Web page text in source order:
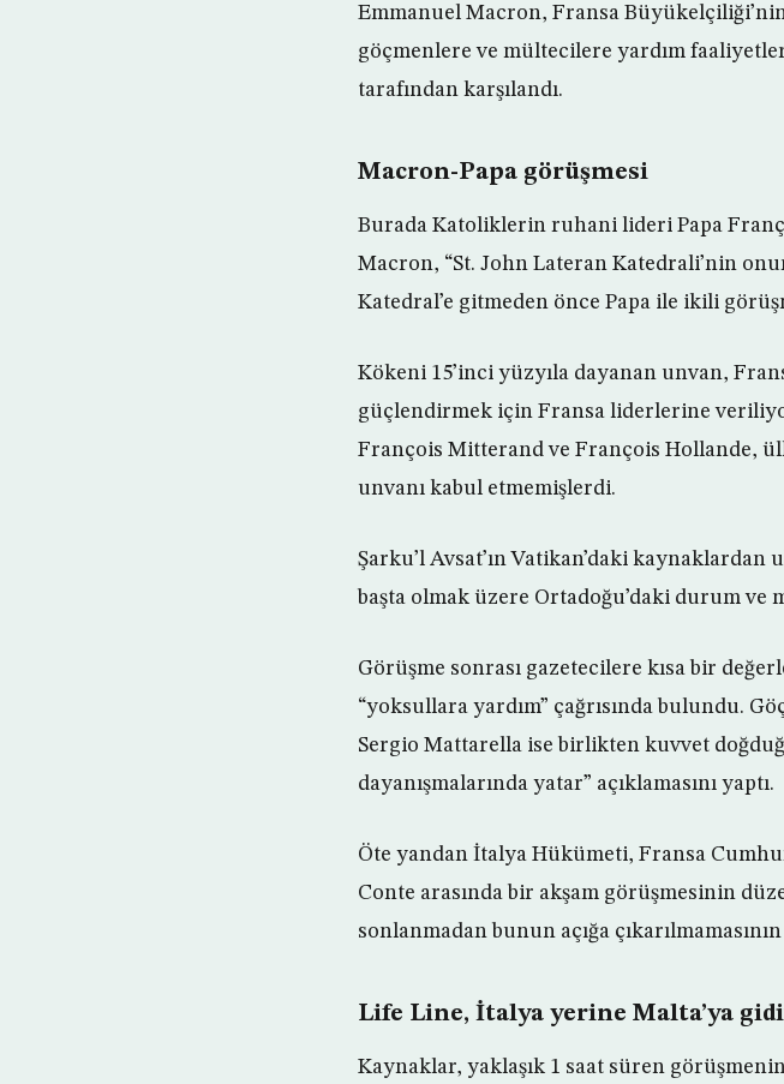
Emmanuel Macron, Fransa
göçmenlere ve mültecilere yardım
tarafından karşılandı.
Macron-Papa görüşmesi
Burada Katoliklerin ruhani lideri Papa
Macron, “St. John Lateran Katedrali’nin
Katedral’e gitmeden önce Papa ile ikili
Kökeni 15’inci yüzyıla dayanan unvan,
güçlendirmek için Fransa liderlerine
François Mitterand ve François Hollande,
unvanı kabul etmemişlerdi.
Şarku’l Avsat’ın Vatikan’daki kaynaklardan
başta olmak üzere Ortadoğu’daki durum ve
Görüşme sonrası gazetecilere kısa bir
“yoksullara yardım” çağrısında bulundu.
Sergio Mattarella ise birlikten kuvvet
dayanışmalarında yatar” açıklamasını yaptı.
Öte yandan İtalya Hükümeti, Fransa
Conte arasında bir akşam görüşmesinin
sonlanmadan bunun açığa
Life Line, İtalya yerine Malta’ya
Kaynaklar, yaklaşık 1 saat süren